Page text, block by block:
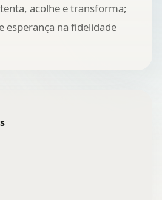
acolhe e transforma;
esperança na fidelidade